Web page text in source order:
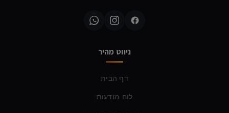
ניווט מהיר
דף הבית
לוח מודעות